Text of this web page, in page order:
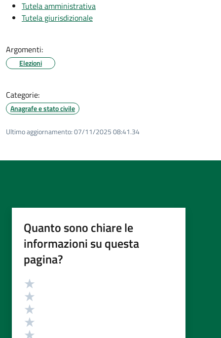
Tutela amministrativa
Tutela giurisdizionale
Argomenti:
Elezioni
Categorie:
Anagrafe e stato civile
Ultimo aggiornamento:07/11/2025 08:41.34
Quanto sono chiare le
informazioni su questa
pagina?
Valutazione